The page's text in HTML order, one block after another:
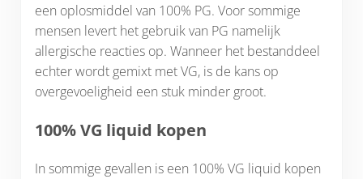
een oplosmiddel van 100% PG. Voor sommige
mensen levert het gebruik van PG namelijk
allergische reacties op. Wanneer het bestanddeel
echter wordt gemixt met VG, is de kans op
overgevoeligheid een stuk minder groot.
100% VG liquid kopen
In sommige gevallen is een 100% VG liquid kopen